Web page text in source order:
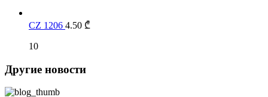
CZ 1206 4.50 ₾
10
Другие новости